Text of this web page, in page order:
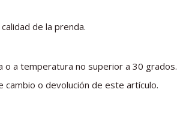
de la prenda.
o a temperatura no superior a 30 grados.
o devolución de este artículo.